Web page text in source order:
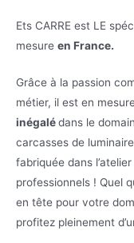
Ets CARRE est LE
mesure en France.
Grâce à la passion
métier, il est en
inégalédans le
carcasses de
fabriquée dans
professionnels ! Quel
en tête pour votre
profitez pleinement